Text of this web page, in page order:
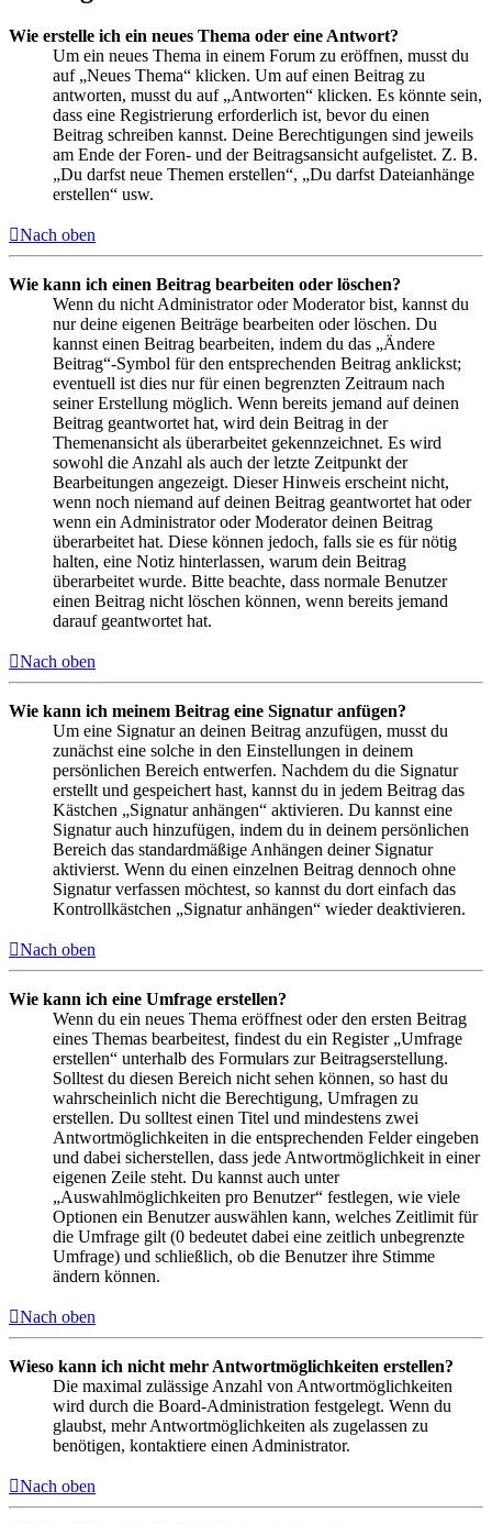
Wie erstelle ich ein neues Thema oder eine Antwort?
Um ein neues Thema in einem Forum zu eröffnen, musst du
auf „Neues Thema“ klicken. Um auf einen Beitrag zu
antworten, musst du auf „Antworten“ klicken. Es könnte sein,
dass eine Registrierung erforderlich ist, bevor du einen
Beitrag schreiben kannst. Deine Berechtigungen sind jeweils
am Ende der Foren- und der Beitragsansicht aufgelistet. Z. B.
„Du darfst neue Themen erstellen“, „Du darfst Dateianhänge
erstellen“ usw.
Nach oben
Wie kann ich einen Beitrag bearbeiten oder löschen?
Wenn du nicht Administrator oder Moderator bist, kannst du
nur deine eigenen Beiträge bearbeiten oder löschen. Du
kannst einen Beitrag bearbeiten, indem du das „Ändere
Beitrag“-Symbol für den entsprechenden Beitrag anklickst;
eventuell ist dies nur für einen begrenzten Zeitraum nach
seiner Erstellung möglich. Wenn bereits jemand auf deinen
Beitrag geantwortet hat, wird dein Beitrag in der
Themenansicht als überarbeitet gekennzeichnet. Es wird
sowohl die Anzahl als auch der letzte Zeitpunkt der
Bearbeitungen angezeigt. Dieser Hinweis erscheint nicht,
wenn noch niemand auf deinen Beitrag geantwortet hat oder
wenn ein Administrator oder Moderator deinen Beitrag
überarbeitet hat. Diese können jedoch, falls sie es für nötig
halten, eine Notiz hinterlassen, warum dein Beitrag
überarbeitet wurde. Bitte beachte, dass normale Benutzer
einen Beitrag nicht löschen können, wenn bereits jemand
darauf geantwortet hat.
Nach oben
Wie kann ich meinem Beitrag eine Signatur anfügen?
Um eine Signatur an deinen Beitrag anzufügen, musst du
zunächst eine solche in den Einstellungen in deinem
persönlichen Bereich entwerfen. Nachdem du die Signatur
erstellt und gespeichert hast, kannst du in jedem Beitrag das
Kästchen „Signatur anhängen“ aktivieren. Du kannst eine
Signatur auch hinzufügen, indem du in deinem persönlichen
Bereich das standardmäßige Anhängen deiner Signatur
aktivierst. Wenn du einen einzelnen Beitrag dennoch ohne
Signatur verfassen möchtest, so kannst du dort einfach das
Kontrollkästchen „Signatur anhängen“ wieder deaktivieren.
Nach oben
Wie kann ich eine Umfrage erstellen?
Wenn du ein neues Thema eröffnest oder den ersten Beitrag
eines Themas bearbeitest, findest du ein Register „Umfrage
erstellen“ unterhalb des Formulars zur Beitragserstellung.
Solltest du diesen Bereich nicht sehen können, so hast du
wahrscheinlich nicht die Berechtigung, Umfragen zu
erstellen. Du solltest einen Titel und mindestens zwei
Antwortmöglichkeiten in die entsprechenden Felder eingeben
und dabei sicherstellen, dass jede Antwortmöglichkeit in einer
eigenen Zeile steht. Du kannst auch unter
„Auswahlmöglichkeiten pro Benutzer“ festlegen, wie viele
Optionen ein Benutzer auswählen kann, welches Zeitlimit für
die Umfrage gilt (0 bedeutet dabei eine zeitlich unbegrenzte
Umfrage) und schließlich, ob die Benutzer ihre Stimme
ändern können.
Nach oben
Wieso kann ich nicht mehr Antwortmöglichkeiten erstellen?
Die maximal zulässige Anzahl von Antwortmöglichkeiten
wird durch die Board-Administration festgelegt. Wenn du
glaubst, mehr Antwortmöglichkeiten als zugelassen zu
benötigen, kontaktiere einen Administrator.
Nach oben